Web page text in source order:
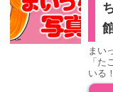
まい
「た
いる